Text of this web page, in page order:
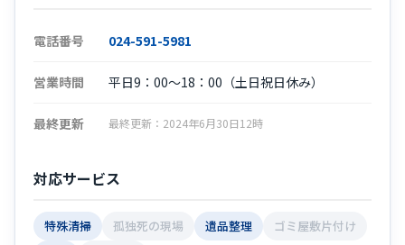
電話番号 024-591-5981
営業時間 平日9：00～18：00（土日祝日休み）
最終更新 最終更新：2024年6月30日12時
対応サービス
特殊清掃 孤独死の現場 遺品整理
ゴミ屋敷片付け